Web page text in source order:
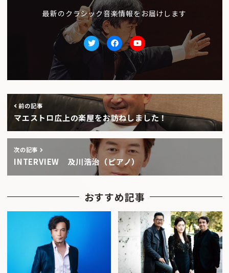
最新のクラシック音楽情報をお届けします
TwitterfacebookYoutube
前の記事
マエストロ広上の楽屋をお訪ねしました！
次の記事
INTERVIEW 及川浩治（ピアノ）
おすすめ記事